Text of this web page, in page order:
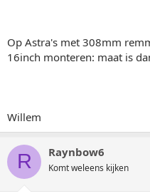
Op Astra's met 308mm
16inch monteren: maat is
Willem
R Raynbow6
Komt weleens kijken